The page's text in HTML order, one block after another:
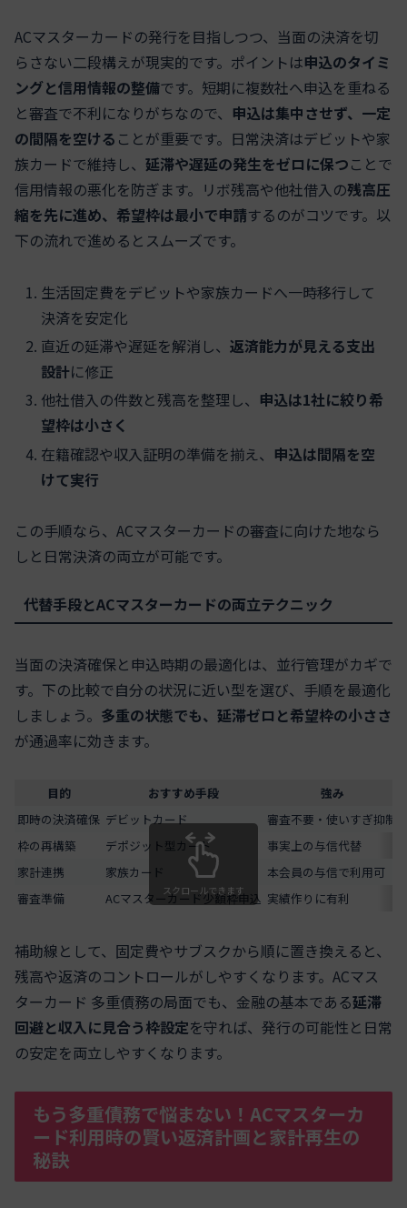
ACマスターカードの発行を目指しつつ、当面の決済を切
らさない二段構えが現実的です。ポイントは申込のタイミ
ングと信用情報の整備です。短期に複数社へ申込を重ねる
と審査で不利になりがちなので、 申込は集中させず、一定
の間隔を空ける ことが重要です。日常決済はデビットや家
族カードで維持し、 延滞や遅延の発生をゼロに保つことで
信用情報の悪化を防ぎます。リボ残高や他社借入の残高圧
縮を先に進め、希望枠は最小で申請するのがコツです。以
下の流れで進めるとスムーズです。
生活固定費をデビットや家族カードへ一時移行して
決済を安定化
直近の延滞や遅延を解消し、返済能力が見える支出
設計に修正
他社借入の件数と残高を整理し、 申込は1社に絞り希
望枠は小さく
在籍確認や収入証明の準備を揃え、 申込は間隔を空
けて実行
この手順なら、ACマスターカードの審査に向けた地なら
しと日常決済の両立が可能です。
代替手段とACマスターカードの両立テクニック
当面の決済確保と申込時期の最適化は、並行管理がカギで
す。下の比較で自分の状況に近い型を選び、手順を最適化
しましょう。 多重の状態でも、延滞ゼロと希望枠の小ささ
が通過率に効きます。
目的 おすすめ手段
強み
即時の決済確保 デビットカード 審査不要・使いすぎ抑制
枠の再構築
デポジット型カード 事実上の与信代替
家計連携
家族カード 本会員の与信で利用可
審査準備
ACマスターカード少額枠申込 実績作りに有利
スクロールできます
補助線として、固定費やサブスクから順に置き換えると、
残高や返済のコントロールがしやすくなります。ACマス
ターカード 多重債務の局面でも、金融の基本である延滞
回避と収入に見合う枠設定を守れば、発行の可能性と日常
の安定を両立しやすくなります。
もう多重債務で悩まない！ACマスターカ
ード利用時の賢い返済計画と家計再生の
秘訣